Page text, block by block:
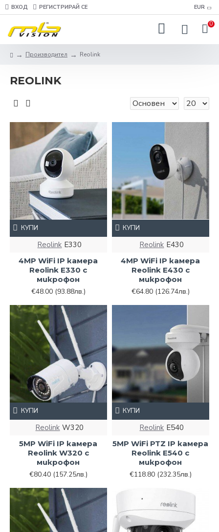
ВХОД РЕГИСТРИРАЙ СЕ EUR
0
Производител Reolink
REOLINK
Reolink E330
4MP WiFi IP камера
Reolink E330 с
микрофон
€48.00 (93.88лв.)
КУПИ
Reolink E430
4MP WiFi IP камера
Reolink E430 с
микрофон
€64.80 (126.74лв.)
КУПИ
Reolink W320
5MP WiFi IP камера
Reolink W320 с
микрофон
€80.40 (157.25лв.)
КУПИ
Reolink E540
5MP WiFi PTZ IP камера
Reolink E540 с
микрофон
€118.80 (232.35лв.)
КУПИ